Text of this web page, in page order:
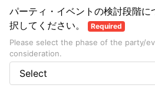
パーティ・イベントの検討段階に
択してください。
Required
Please select the phase of the party/
consideration.